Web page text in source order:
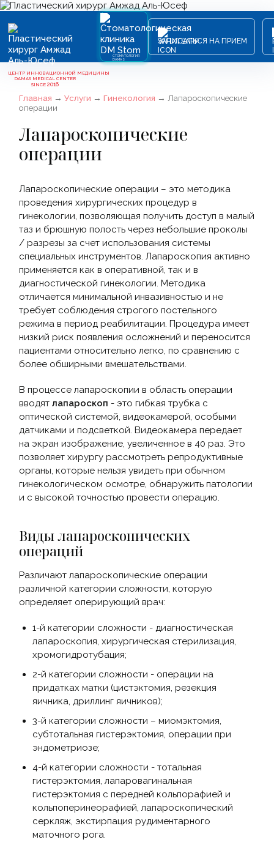
ЦЕНТР ИННОВАЦИОННОЙ МЕДИЦИНЫ
DAMAS MEDICAL CENTER
SINCE 2016
СТОМАТОЛОГИЯ
DAMAS
ЗАПИСАТЬСЯ НА ПРИЕМ
Главная →Услуги →Гинекология → Лапароскопические
операции
Лапароскопические
операции
Лапароскопические операции – это методика
проведения хирургических процедур в
гинекологии, позволяющая получить доступ в малый
таз и брюшную полость через небольшие проколы
/ разрезы за счет использования системы
специальных инструментов. Лапароскопия активно
применяется как в оперативной, так и в
диагностической гинекологии. Методика
отличается минимальной инвазивностью и не
требует соблюдения строгого постельного
режима в период реабилитации. Процедура имеет
низкий риск появления осложнений и переносится
пациентами относительно легко, по сравнению с
более обширными вмешательствами.
В процессе лапароскопии в область операции
вводятлапароскоп - это гибкая трубка с
оптической системой, видеокамерой, особыми
датчиками и подсветкой. Видеокамера передает
на экран изображение, увеличенное в 40 раз. Это
позволяет хирургу рассмотреть репродуктивные
органы, которые нельзя увидеть при обычном
гинекологическом осмотре, обнаружить патологии
и с высокой точностью провести операцию.
Виды лапароскопических
операций
Различают лапароскопические операции
различной категории сложности, которую
определяет оперирующий врач:
1-й категории сложности - диагностическая
лапароскопия, хирургическая стерилизация,
хромогидротубация;
2-й категории сложности - операции на
придатках матки (цистэктомия, резекция
яичника, дриллинг яичников);
3-й категории сложности – миомэктомия,
субтотальная гистерэктомия, операции при
эндометриозе;
4-й категории сложности - тотальная
гистерэктомия, лапаровагинальная
гистерэктомия с передней кольпорафией и
кольпоперинеорафией, лапароскопический
серкляж, экстирпация рудиментарного
маточного рога.